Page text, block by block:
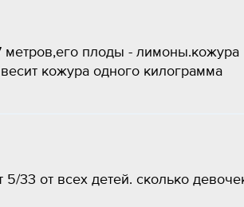
плоды - лимоны.кожура
кожура одного килограмма
33 от всех детей. сколько